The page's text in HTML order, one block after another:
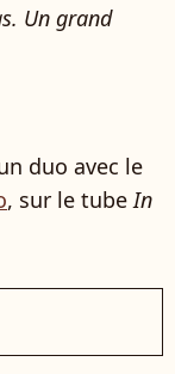
Un grand
duo avec le
, sur le tube In